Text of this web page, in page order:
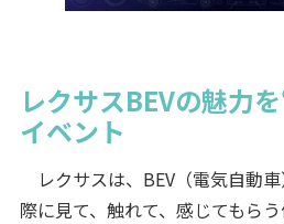
レクサスBEVの魅力
イベント
レクサスは、BEV（電気自動
際に見て、触れて、感じてもら